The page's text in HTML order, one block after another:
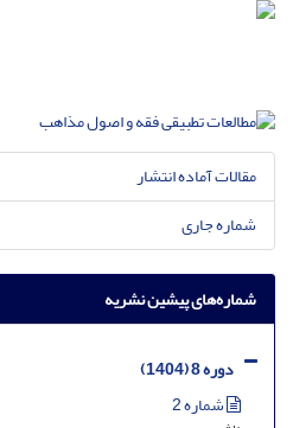
مقالات آماده انتشار
شماره جاری
شماره‌های پیشین نشریه
دوره 8 (1404)
شماره 2